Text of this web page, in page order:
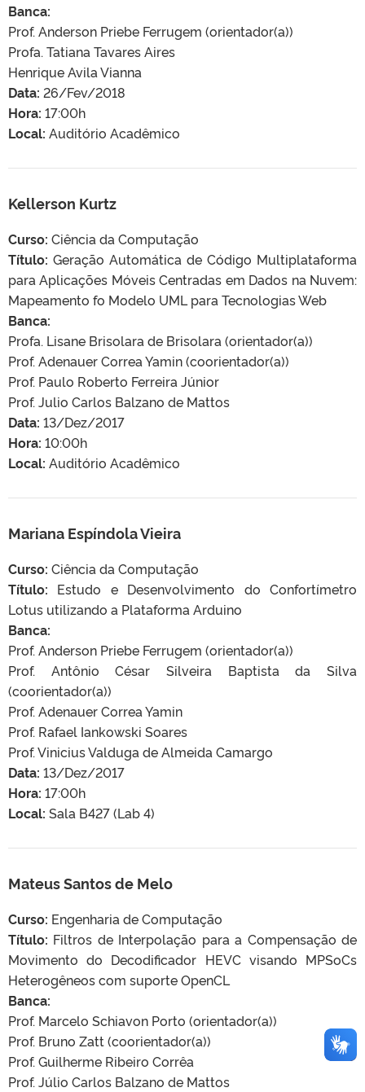
Banca:
Prof. Anderson Priebe Ferrugem (orientador(a))
Profa. Tatiana Tavares Aires
Henrique Avila Vianna
Data: 26/Fev/2018
Hora: 17:00h
Local: Auditório Acadêmico
Kellerson Kurtz
Curso: Ciência da Computação
Título: Geração Automática de Código Multiplataforma
para Aplicações Móveis Centradas em Dados na Nuvem:
Mapeamento fo Modelo UML para Tecnologias Web
Banca:
Profa. Lisane Brisolara de Brisolara (orientador(a))
Prof. Adenauer Correa Yamin (coorientador(a))
Prof. Paulo Roberto Ferreira Júnior
Prof. Julio Carlos Balzano de Mattos
Data: 13/Dez/2017
Hora: 10:00h
Local: Auditório Acadêmico
Mariana Espíndola Vieira
Curso: Ciência da Computação
Título: Estudo e Desenvolvimento do Confortímetro
Lotus utilizando a Plataforma Arduino
Banca:
Prof. Anderson Priebe Ferrugem (orientador(a))
Prof. Antônio César Silveira Baptista da Silva
(coorientador(a))
Prof. Adenauer Correa Yamin
Prof. Rafael Iankowski Soares
Prof. Vinicius Valduga de Almeida Camargo
Data: 13/Dez/2017
Hora: 17:00h
Local: Sala B427 (Lab 4)
Mateus Santos de Melo
Curso: Engenharia de Computação
Título: Filtros de Interpolação para a Compensação de
Movimento do Decodificador HEVC visando MPSoCs
Heterogêneos com suporte OpenCL
Banca:
Prof. Marcelo Schiavon Porto (orientador(a))
Prof. Bruno Zatt (coorientador(a))
Prof. Guilherme Ribeiro Corrêa
Prof. Júlio Carlos Balzano de Mattos